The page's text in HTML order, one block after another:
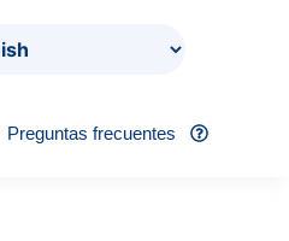
Preguntas frecuentes